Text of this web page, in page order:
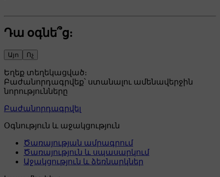
Դա օգնե՞ց:
Այո Ոչ